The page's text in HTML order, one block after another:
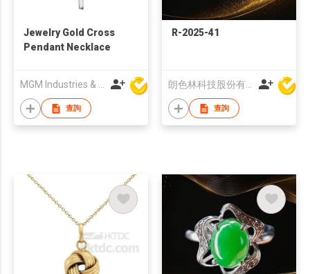
Jewelry Gold Cross
Pendant Necklace
查詢
R-2025-41
查詢